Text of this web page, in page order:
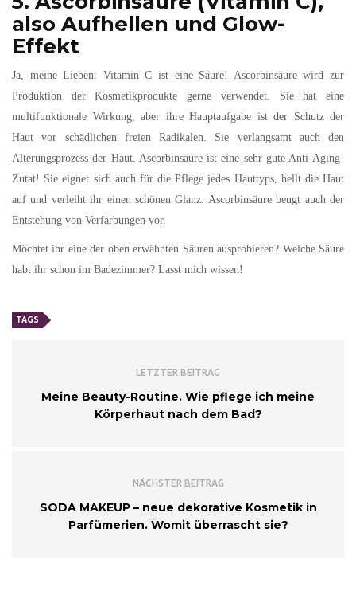
also Aufhellen und Glow-
Effekt
Ja, meine Lieben: Vitamin C ist eine Säure! Ascorbinsäure wird zur
Produktion der Kosmetikprodukte gerne verwendet. Sie hat eine
multifunktionale Wirkung, aber ihre Hauptaufgabe ist der Schutz der
Haut vor schädlichen freien Radikalen. Sie verlangsamt auch den
Alterungsprozess der Haut. Ascorbinsäure ist eine sehr gute Anti-Aging-
Zutat! Sie eignet sich auch für die Pflege jedes Hauttyps, hellt die Haut
auf und verleiht ihr einen schönen Glanz. Ascorbinsäure beugt auch der
Entstehung von Verfärbungen vor.
Möchtet ihr eine der oben erwähnten Säuren ausprobieren? Welche Säure
habt ihr schon im Badezimmer? Lasst mich wissen!
TAGS
LETZTER BEITRAG
Meine Beauty-Routine. Wie pflege ich meine
Körperhaut nach dem Bad?
NÄCHSTER BEITRAG
SODA MAKEUP – neue dekorative Kosmetik in
Parfümerien. Womit überrascht sie?